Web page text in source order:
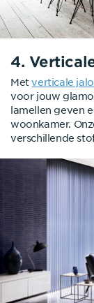
4.
Metverticale
voor jouw
lamellen geven
woonkamer.
verschillende